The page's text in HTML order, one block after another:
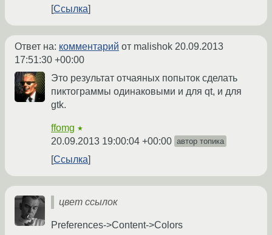
Ссылка
Ответ на: комментарий от malishok 20.09.2013
17:51:30 +00:00
Это результат отчаяных попыток сделать
пиктограммы одинаковыми и для qt, и для
gtk.
ffomg ★
20.09.2013 19:00:04 +00:00 автор топика
Ссылка
цвет ссылок
Preferences->Content->Colors